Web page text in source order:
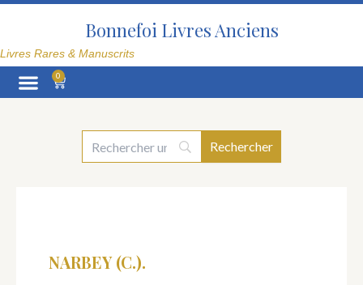
Aller
Bonnefoi Livres Anciens
Livres Rares & Manuscrits
0
Panier
NARBEY (C.).